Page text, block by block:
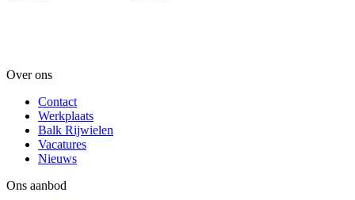
Over ons
Contact
Werkplaats
Balk Rijwielen
Vacatures
Nieuws
Ons aanbod